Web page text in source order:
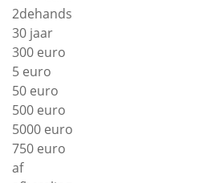
2dehands
30 jaar
300 euro
5 euro
50 euro
500 euro
5000 euro
750 euro
af